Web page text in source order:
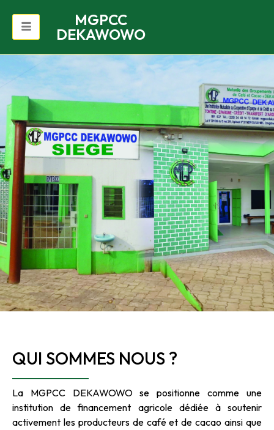
MGPCC
DEKAWOWO
QUI SOMMES NOUS ?
La MGPCC DEKAWOWO se positionne comme une
institution de financement agricole dédiée à soutenir
activement les producteurs de café et de cacao ainsi que